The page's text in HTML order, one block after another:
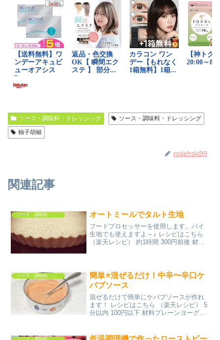
ソース・調味料・ドレッシング
ソース・調味料・ドレッシング
柚子胡椒
rsdehski99
関連記事
オートミールでタルト生地
フードプロセッサーを使用します。パイ
生地でも使えますよ～♪ レシピはこちら
（楽天レシピ） 約1時間 300円前後 材料
簡単⭐混ぜるだけ！中辛〜辛口ケ
バブソース
混ぜるだけで簡単にケバブソースが作れ
ます！ レシピはこちら （楽天レシピ） 5
分以内 100円以下 材料プレーンヨーグル
ーズチリパウダーパプリカパウダータバ